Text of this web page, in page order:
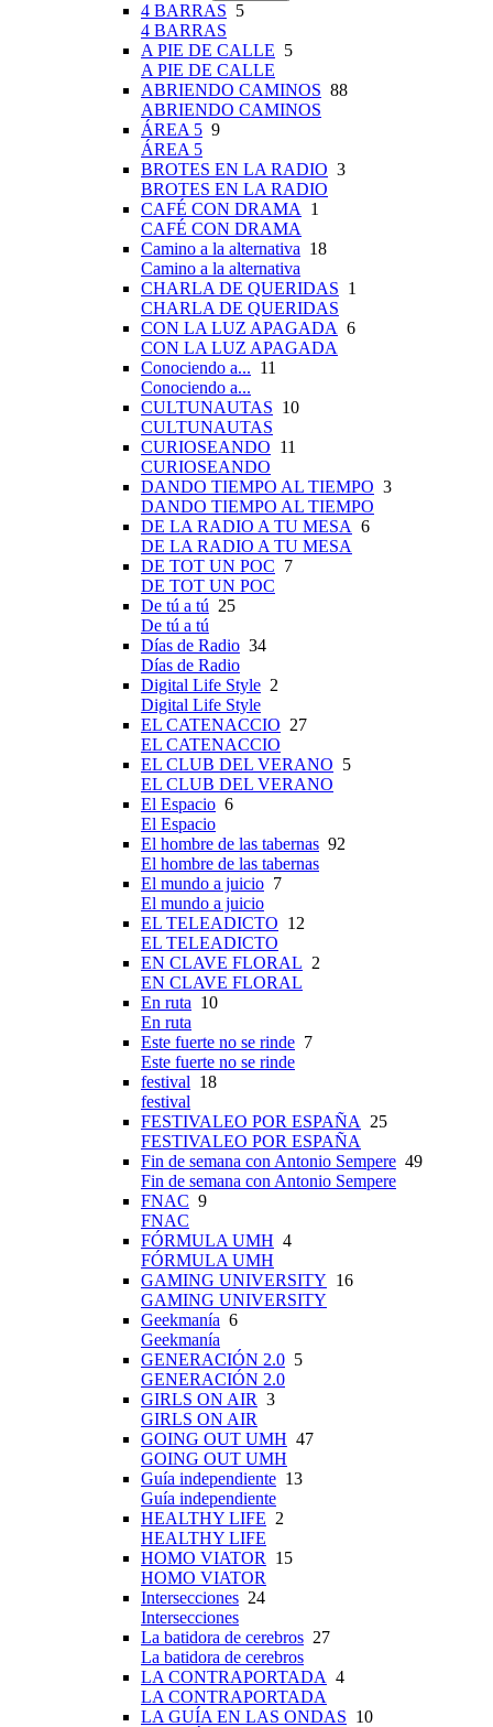
4 BARRAS 5
4 BARRAS
A PIE DE CALLE 5
A PIE DE CALLE
ABRIENDO CAMINOS 88
ABRIENDO CAMINOS
ÁREA 5 9
ÁREA 5
BROTES EN LA RADIO 3
BROTES EN LA RADIO
CAFÉ CON DRAMA
1
CAFÉ CON DRAMA
Camino a la alternativa 18
Camino a la alternativa
CHARLA DE QUERIDAS 1
CHARLA DE QUERIDAS
CON LA LUZ APAGADA 6
CON LA LUZ APAGADA
Conociendo a... 11
Conociendo a...
CULTUNAUTAS 10
CULTUNAUTAS
CURIOSEANDO 11
CURIOSEANDO
DANDO TIEMPO AL TIEMPO 3
DANDO TIEMPO AL TIEMPO
DE LA RADIO A TU MESA 6
DE LA RADIO A TU MESA
DE TOT UN POC 7
DE TOT UN POC
De tú a tú 25
De tú a tú
Días de Radio 34
Días de Radio
Digital Life Style 2
Digital Life Style
EL CATENACCIO 27
EL CATENACCIO
EL CLUB DEL VERANO 5
EL CLUB DEL VERANO
El Espacio 6
El Espacio
El hombre de las tabernas 92
El hombre de las tabernas
El mundo a juicio 7
El mundo a juicio
EL TELEADICTO 12
EL TELEADICTO
EN CLAVE FLORAL 2
EN CLAVE FLORAL
En ruta 10
En ruta
Este fuerte no se rinde 7
Este fuerte no se rinde
festival 18
festival
FESTIVALEO POR ESPAÑA
25
FESTIVALEO POR ESPAÑA
Fin de semana con Antonio Sempere 49
Fin de semana con Antonio Sempere
FNAC 9
FNAC
FÓRMULA UMH 4
FÓRMULA UMH
GAMING UNIVERSITY 16
GAMING UNIVERSITY
Geekmanía 6
Geekmanía
GENERACIÓN 2.0 5
GENERACIÓN 2.0
GIRLS ON AIR 3
GIRLS ON AIR
GOING OUT UMH 47
GOING OUT UMH
Guía independiente 13
Guía independiente
HEALTHY LIFE 2
HEALTHY LIFE
HOMO VIATOR
15
HOMO VIATOR
Intersecciones 24
Intersecciones
La batidora de cerebros 27
La batidora de cerebros
LA CONTRAPORTADA 4
LA CONTRAPORTADA
LA GUÍA EN LAS ONDAS 10